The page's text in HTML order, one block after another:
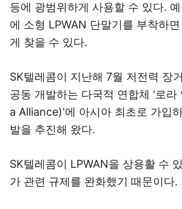
등에 광범위하게 사용할 수 있다.
에 소형 LPWAN 단말기를 부착하
게 찾을 수 있다.
SK텔레콤이 지난해 7월 저전력 장
공동 개발하는 다국적 연합체 '로라
a Alliance)'에 아시아 최초로 가입
발을 추진해 왔다.
SK텔레콤이 LPWAN을 상용활 수
가 관련 규제를 완화했기 때문이다.